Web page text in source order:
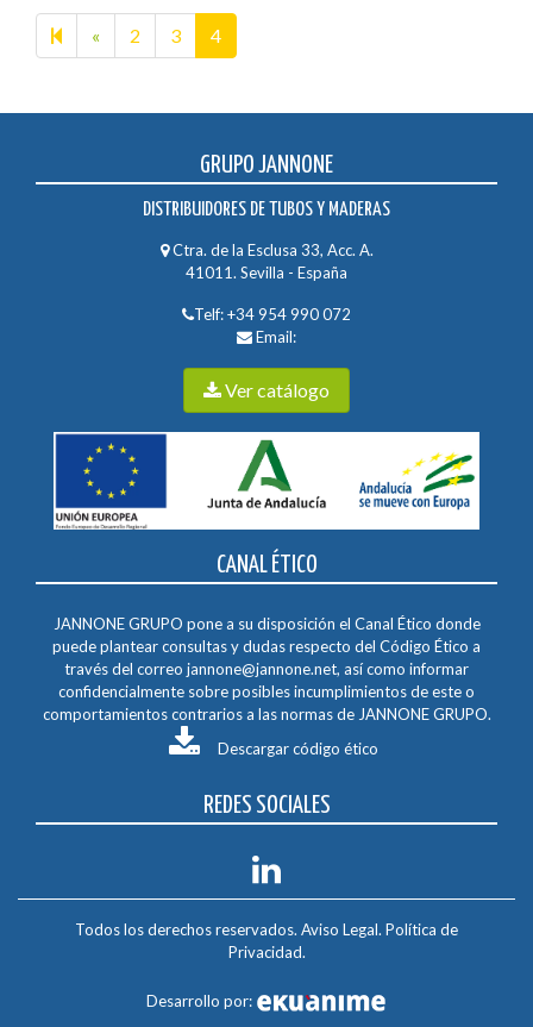
« Previous
page
2 3 4
GRUPO JANNONE
DISTRIBUIDORES DE TUBOS Y MADERAS
Ctra. de la Esclusa 33, Acc. A.
41011. Sevilla - España
Telf:+34 954 990 072
Email:
Ver catálogo
CANAL ÉTICO
JANNONE GRUPO pone a su disposición el Canal Ético donde
puede plantear consultas y dudas respecto del Código Ético a
través del correo jannone@jannone.net, así como informar
confidencialmente sobre posibles incumplimientos de este o
comportamientos contrarios a las normas de JANNONE GRUPO.
Descargar código ético
REDES SOCIALES
Todos los derechos reservados. Aviso Legal. Política de
Privacidad.
Desarrollo por: